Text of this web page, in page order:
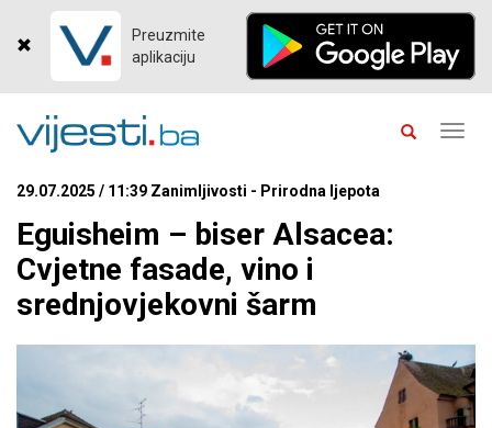
Preuzmite
aplikaciju
29.07.2025 / 11:39 Zanimljivosti - Prirodna ljepota
Eguisheim – biser Alsacea:
Cvjetne fasade, vino i
srednjovjekovni šarm